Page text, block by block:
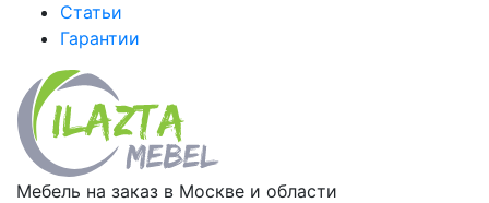
Статьи
Гарантии
Мебель на заказ в Москве и области